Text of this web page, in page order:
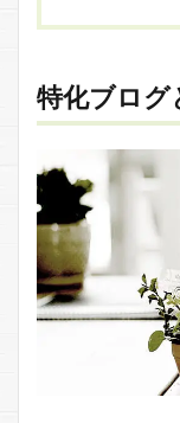
特化ブログ